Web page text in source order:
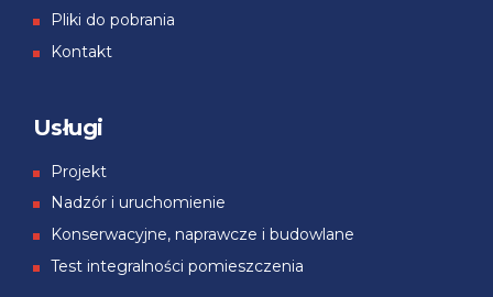
Pliki do pobrania
Kontakt
Usługi
Projekt
Nadzór i uruchomienie
Konserwacyjne, naprawcze i budowlane
Test integralności pomieszczenia